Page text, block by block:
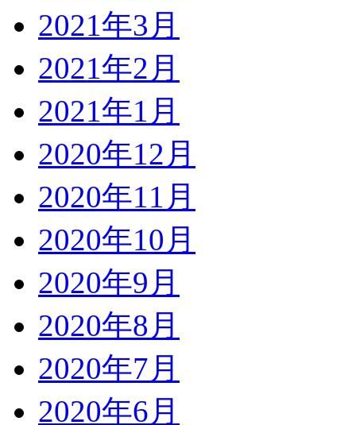
2021年3月
2021年2月
2021年1月
2020年12月
2020年11月
2020年10月
2020年9月
2020年8月
2020年7月
2020年6月